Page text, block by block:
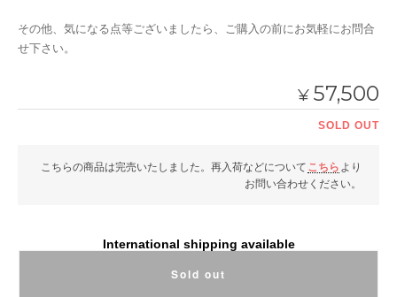
その他、気になる点等ございましたら、ご購入の前にお気軽にお問合
せ下さい。
¥ 57,500
SOLD OUT
こちらの商品は完売いたしました。再入荷などについて こちら より
お問い合わせください。
International shipping available
Sold out